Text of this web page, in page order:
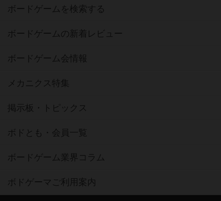
ボードゲームを検索する
ボードゲームの新着レビュー
ボードゲーム会情報
メカニクス特集
掲示板・トピックス
ボドとも・会員一覧
ボードゲーム業界コラム
ボドゲーマご利用案内